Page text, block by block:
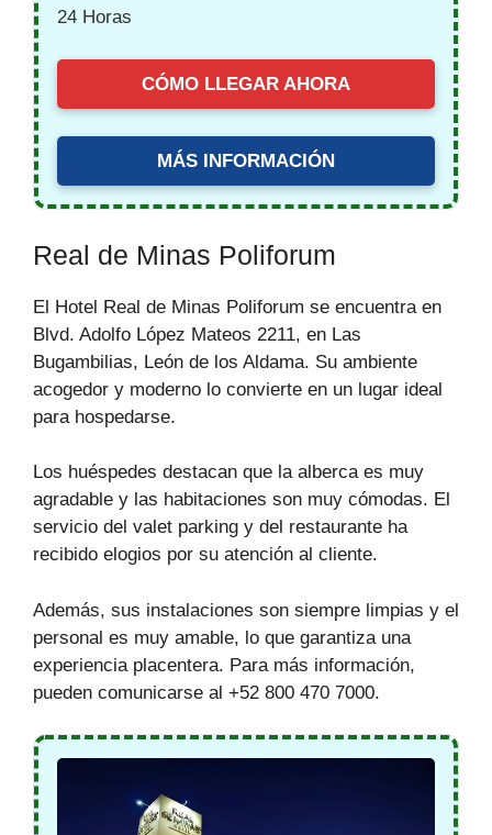
24 Horas
CÓMO LLEGAR AHORA
MÁS INFORMACIÓN
Real de Minas Poliforum
El Hotel Real de Minas Poliforum se encuentra en
Blvd. Adolfo López Mateos 2211, en Las
Bugambilias, León de los Aldama. Su ambiente
acogedor y moderno lo convierte en un lugar ideal
para hospedarse.
Los huéspedes destacan que la alberca es muy
agradable y las habitaciones son muy cómodas. El
servicio del valet parking y del restaurante ha
recibido elogios por su atención al cliente.
Además, sus instalaciones son siempre limpias y el
personal es muy amable, lo que garantiza una
experiencia placentera. Para más información,
pueden comunicarse al +52 800 470 7000.